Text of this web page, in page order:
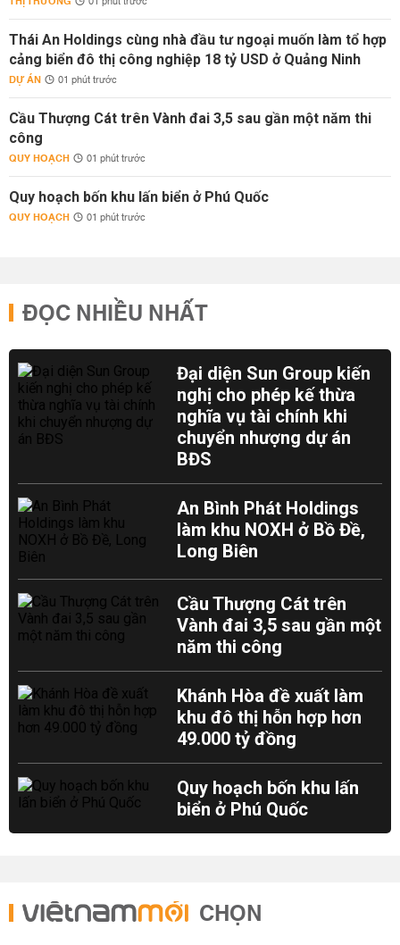
Thái An Holdings cùng nhà đầu tư ngoại muốn làm tổ hợp
cảng biển đô thị công nghiệp 18 tỷ USD ở Quảng Ninh
DỰ ÁN 01 phút trước
Cầu Thượng Cát trên Vành đai 3,5 sau gần một năm thi
công
QUY HOẠCH 01 phút trước
Quy hoạch bốn khu lấn biển ở Phú Quốc
QUY HOẠCH 01 phút trước
ĐỌC NHIỀU NHẤT
Đại diện Sun Group kiến
nghị cho phép kế thừa
nghĩa vụ tài chính khi
chuyển nhượng dự án
BĐS
An Bình Phát Holdings
làm khu NOXH ở Bồ Đề,
Long Biên
Cầu Thượng Cát trên
Vành đai 3,5 sau gần một
năm thi công
Khánh Hòa đề xuất làm
khu đô thị hỗn hợp hơn
49.000 tỷ đồng
Quy hoạch bốn khu lấn
biển ở Phú Quốc
CHỌN